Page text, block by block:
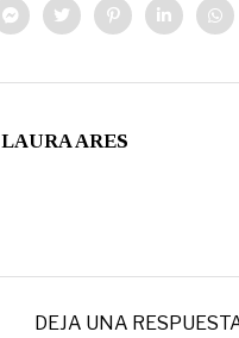
LAURA ARES
DEJA UNA